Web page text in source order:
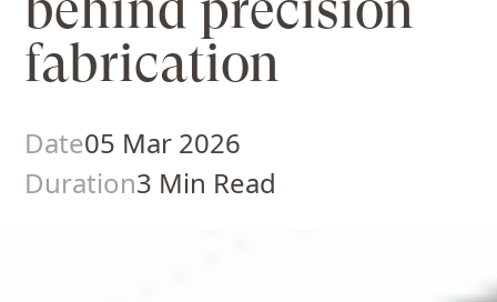
fabrication
Date05 Mar 2026
Duration3 Min Read